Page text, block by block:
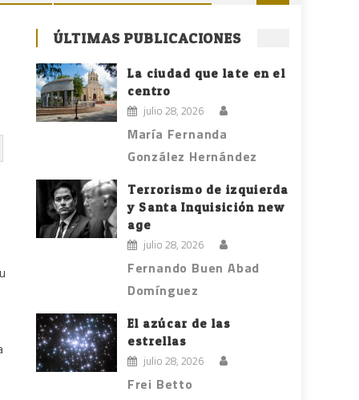
ÚLTIMAS PUBLICACIONES
La ciudad que late en el
centro
julio 28, 2026
María Fernanda
González Hernández
Terrorismo de izquierda
y Santa Inquisición new
age
julio 28, 2026
Fernando Buen Abad
Domínguez
El azúcar de las
estrellas
julio 28, 2026
Frei Betto